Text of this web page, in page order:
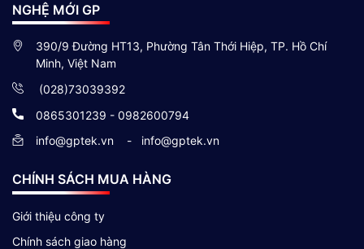
NGHỆ MỚI GP
390/9 Đường HT13, Phường Tân Thới Hiệp, TP. Hồ Chí
Minh, Việt Nam
(028)73039392
0865301239 - 0982600794
info@gptek.vn
- info@gptek.vn
CHÍNH SÁCH MUA HÀNG
Giới thiệu công ty
Chính sách giao hàng